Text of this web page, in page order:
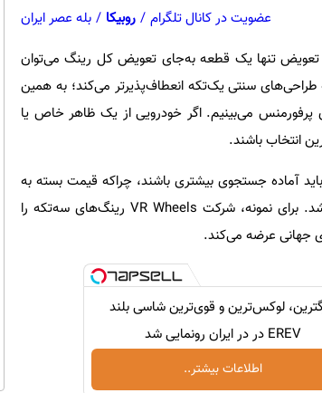
عضویت در کانال تلگرام / روبیکا / بله عصر ایران
تعویض تنها یک قطعه به‌جای تعویض کل رینگ می‌توان
سنتی یک‌تکه انعطاف‌پذیرتر می‌کند؛ به همین
می‌بینیم. اگر خودرویی از یک ظاهر خاص یا
انتخاب باشند.
آماده جستجوی بیشتری باشند، چراکه قیمت بسته به
برند، کیفیت ساخت و میزان سفارشی‌سازی می‌تواند بسیار متفاوت باشد. برای نمونه، شرکت VR Wheels رینگ‌های سه‌تکه را
جهانی عرضه می‌کند.
لوکس‌ترین و قوی‌ترین شاسی بلند
EREV در در ایران رونمایی شد
اطلاعات بیشتر..